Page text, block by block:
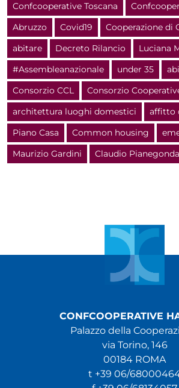
Confcooperative Toscana
Abruzzo
Covid19
Cooperazione di
abitare
Decreto Rilancio
Luciana
#Assembleanazionale
under 35
Consorzio CCL
Consorzio
architettura luoghi domestici
affitto
Piano Casa
Common housing
Maurizio Gardini
Claudio Pianegonda
CONFCOOPERATIVE
Palazzo della
via Torino, 146
00184 ROMA
t +39 06/